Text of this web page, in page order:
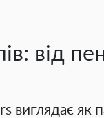
від
виглядає як